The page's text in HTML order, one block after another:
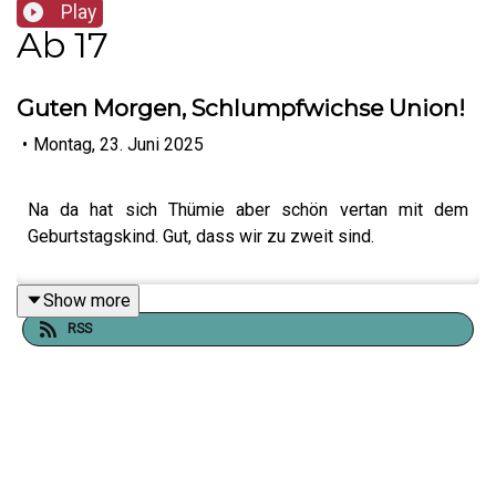
Play
Ab 17
Guten Morgen, Schlumpfwichse Union!
• Montag, 23. Juni 2025
Na da hat sich Thümie aber schön vertan mit dem
Geburtstagskind. Gut, dass wir zu zweit sind.
Show more
RSS